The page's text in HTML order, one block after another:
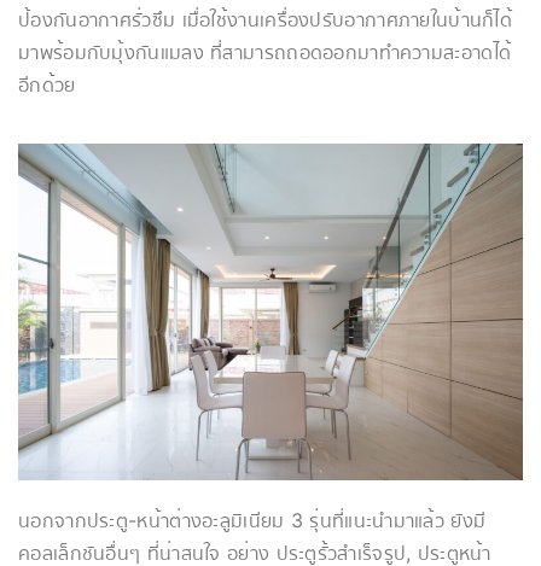
ป้องกันอากาศรั่วซึม เมื่อใช้งานเครื่องปรับอากาศภายในบ้านก็ได้
มาพร้อมกับมุ้งกันแมลง ที่สามารถถอดออกมาทำความสะอาดได้
อีกด้วย
นอกจากประตู-หน้าต่างอะลูมิเนียม 3 รุ่นที่แนะนำมาแล้ว ยังมี
คอลเล็กชันอื่นๆ ที่น่าสนใจ อย่าง ประตูรั้วสำเร็จรูป, ประตูหน้า